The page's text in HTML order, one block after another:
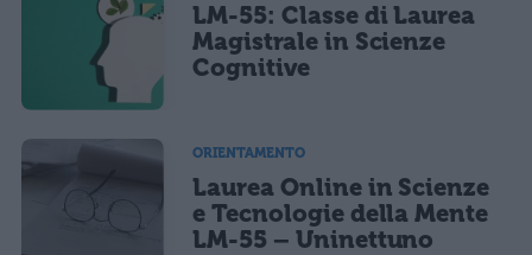
LM-55: Classe di Laurea
Magistrale in Scienze
Cognitive
ORIENTAMENTO
Laurea Online in Scienze
e Tecnologie della Mente
LM-55 – Uninettuno